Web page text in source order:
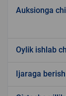
Auksionga
Oylik ishlab
Ijaraga